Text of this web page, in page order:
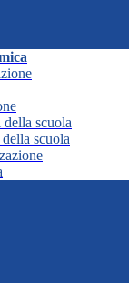
scuola
scuola